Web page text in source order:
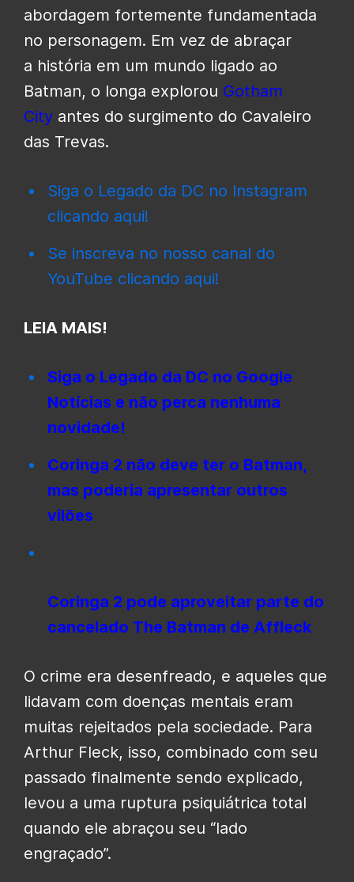
abordagem fortemente fundamentada
no personagem. Em vez de abraçar
a história em um mundo ligado ao
Batman, o longa explorou Gotham
City antes do surgimento do Cavaleiro
das Trevas.
Siga o Legado da DC no Instagram
clicando aqui!
Se inscreva no nosso canal do
YouTube clicando aqui!
LEIA MAIS!
Siga o Legado da DC no Google
Notícias e não perca nenhuma
novidade!
Coringa 2 não deve ter o Batman,
mas poderia apresentar outros
vilões
Coringa 2 pode aproveitar parte do
cancelado The Batman de Affleck
O crime era desenfreado, e aqueles que
lidavam com doenças mentais eram
muitas rejeitados pela sociedade. Para
Arthur Fleck, isso, combinado com seu
passado finalmente sendo explicado,
levou a uma ruptura psiquiátrica total
quando ele abraçou seu “lado
engraçado”.